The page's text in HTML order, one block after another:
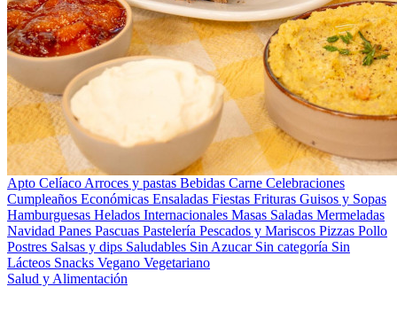
Apto Celíaco Arroces y pastas Bebidas Carne Celebraciones
Cumpleaños Económicas Ensaladas Fiestas Frituras Guisos y Sopas
Hamburguesas Helados Internacionales Masas Saladas Mermeladas
Navidad Panes Pascuas Pastelería Pescados y Mariscos Pizzas Pollo
Postres Salsas y dips Saludables Sin Azucar Sin categoría Sin
Lácteos Snacks Vegano Vegetariano
Salud y Alimentación